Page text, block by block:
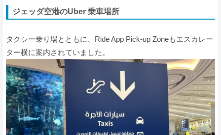
ジェッダ空港のUber 乗車場所
タクシー乗り場とともに、Ride App Pick-up Zoneもエスカレー
ター横に案内されていました。